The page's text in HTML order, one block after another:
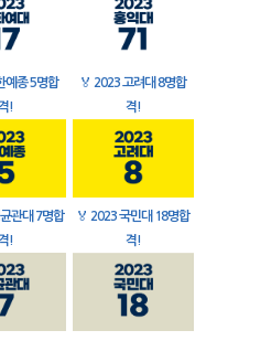
예종 5명합
!
🏅 2023 고려대 8명합
격!
관대 7명합
!
🏅 2023 국민대 18명합
격!